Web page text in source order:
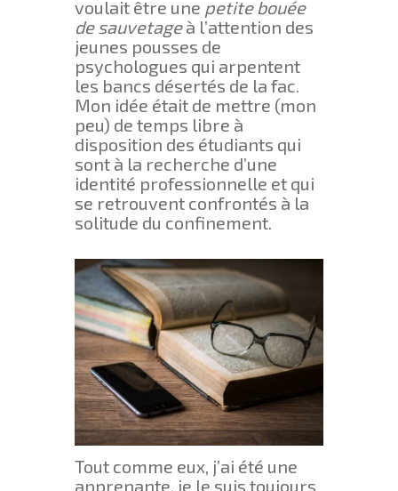
voulait être une petite bouée
de sauvetageà l’attention des
jeunes pousses de
psychologues qui arpentent
les bancs désertés de la fac.
Mon idée était de mettre (mon
peu) de temps libre à
disposition des étudiants qui
sont à la recherche d’une
identité professionnelle et qui
se retrouvent confrontés à la
solitude du confinement.
Tout comme eux, j’ai été une
apprenante, je le suis toujours